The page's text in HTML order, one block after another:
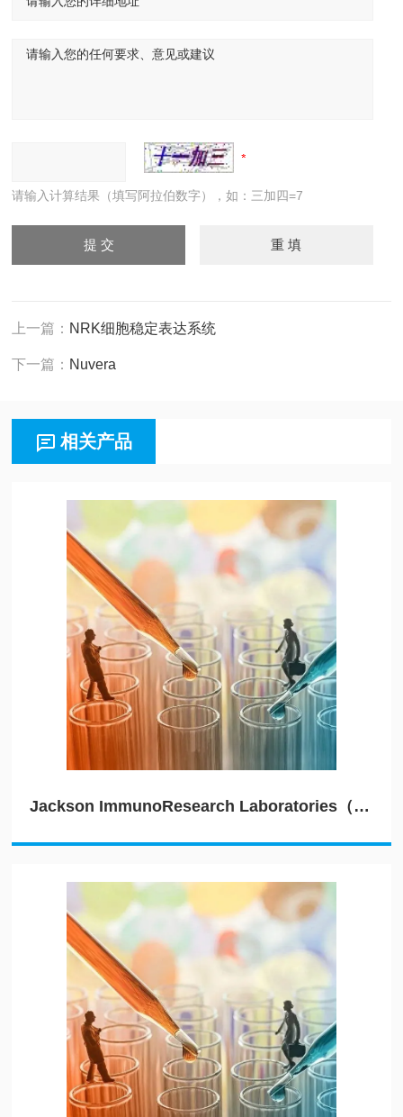
请输入计算结果（填写阿拉伯数字），如：三加四=7
上一篇： NRK细胞稳定表达系统
下一篇： Nuvera
相关产品
Jackson ImmunoResearch Laboratories（JIRL）